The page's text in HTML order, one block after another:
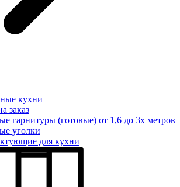
кухни
заказ
гарнитуры (готовые) от 1,6 до 3х метров
уголки
для кухни